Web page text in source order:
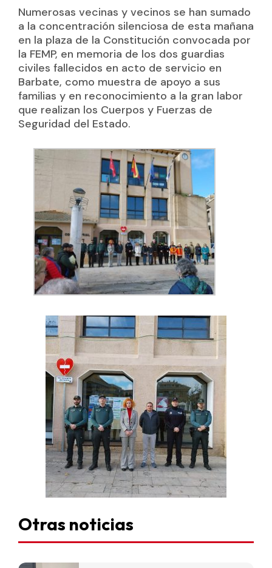
Numerosas vecinas y vecinos se han sumado
a la concentración silenciosa de esta mañana
en la plaza de la Constitución convocada por
la FEMP, en memoria de los dos guardias
civiles fallecidos en acto de servicio en
Barbate, como muestra de apoyo a sus
familias y en reconocimiento a la gran labor
que realizan los Cuerpos y Fuerzas de
Seguridad del Estado.
Otras noticias